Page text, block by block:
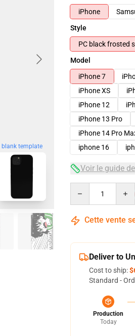
blank template
iPhone
Style
PC black frosted
Model
iPhone 7
iPhone XS
iPhone 12
iPhone 13 Pro
iPhone 14 Pro
iphone 16
Voir le guide
Cette vente
Deliver to
Cost to ship:
Standard -
Production
Today